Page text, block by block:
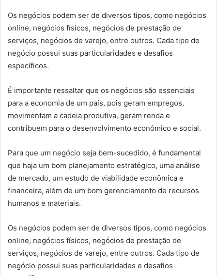
Os negócios podem ser de diversos tipos, como negócios
online, negócios físicos, negócios de prestação de
serviços, negócios de varejo, entre outros. Cada tipo de
negócio possui suas particularidades e desafios
específicos.
É importante ressaltar que os negócios são essenciais
para a economia de um país, pois geram empregos,
movimentam a cadeia produtiva, geram renda e
contribuem para o desenvolvimento econômico e social.
Para que um negócio seja bem-sucedido, é fundamental
que haja um bom planejamento estratégico, uma análise
de mercado, um estudo de viabilidade econômica e
financeira, além de um bom gerenciamento de recursos
humanos e materiais.
Os negócios podem ser de diversos tipos, como negócios
online, negócios físicos, negócios de prestação de
serviços, negócios de varejo, entre outros. Cada tipo de
negócio possui suas particularidades e desafios